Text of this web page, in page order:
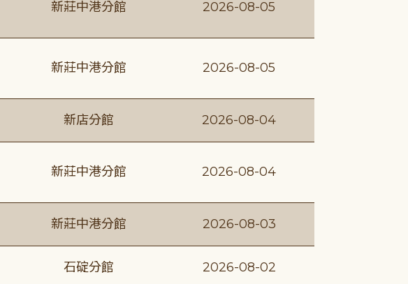
新莊中港分館 2026-08-05
新莊中港分館 2026-08-05
新店分館 2026-08-04
新莊中港分館 2026-08-04
新莊中港分館 2026-08-03
石碇分館 2026-08-02